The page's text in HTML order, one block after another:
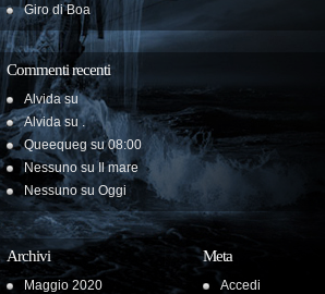
Giro di Boa
Commenti recenti
Alvidasu
Alvidasu.
Queequegsu08:00
Nessunosu Il mare
Nessuno su Oggi
Archivi
Maggio 2020
Meta
Accedi